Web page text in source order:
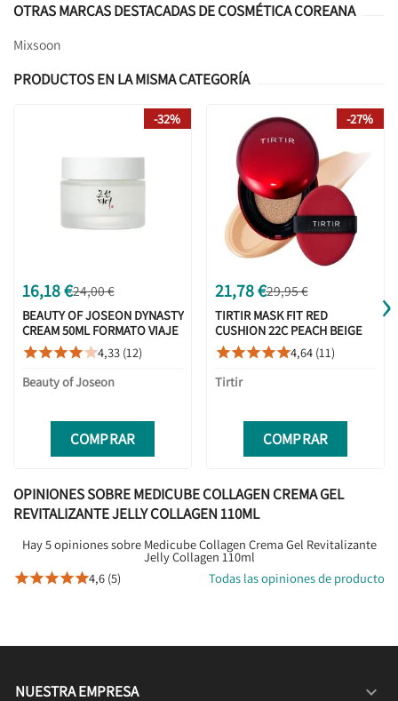
OTRAS MARCAS DESTACADAS DE COSMÉTICA COREANA
Mixsoon
PRODUCTOS EN LA MISMA CATEGORÍA
16,18 €24,00 €
BEAUTY OF JOSEON DYNASTY
CREAM 50ML FORMATO VIAJE
4,33 (12)
Beauty of Joseon
COMPRAR
-32%
21,78 €29,95 €
TIRTIR MASK FIT RED
CUSHION 22C PEACH BEIGE
18G
4,64 (11)
Tirtir
COMPRAR
-27%
›
OPINIONES SOBRE MEDICUBE COLLAGEN CREMA GEL
REVITALIZANTE JELLY COLLAGEN 110ML
Hay 5 opiniones sobre Medicube Collagen Crema Gel Revitalizante
Jelly Collagen 110ml
4,6 (5) Todas las opiniones de producto
NUESTRA EMPRESA 